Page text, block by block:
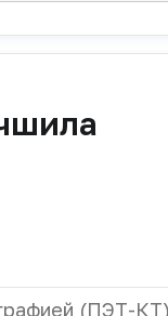
(ПЭТ-КТ)